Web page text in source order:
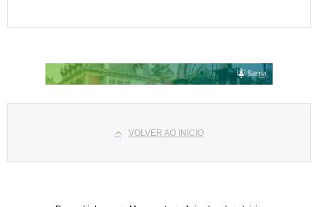
VOLVER AO INICIO